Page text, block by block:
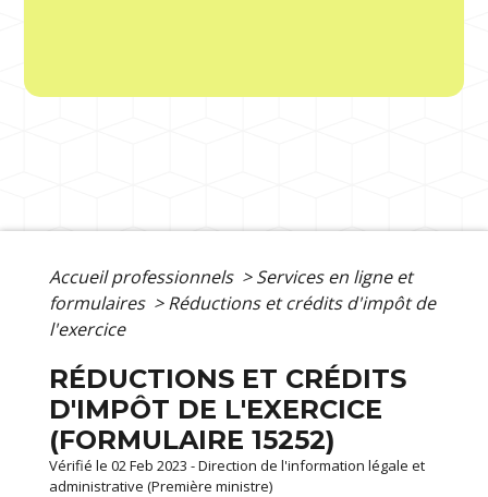
Accueil professionnels > Services en ligne et
formulaires > Réductions et crédits d'impôt de
l'exercice
RÉDUCTIONS ET CRÉDITS
D'IMPÔT DE L'EXERCICE
(FORMULAIRE 15252)
Vérifié le 02 Feb 2023 - Direction de l'information légale et
administrative (Première ministre)